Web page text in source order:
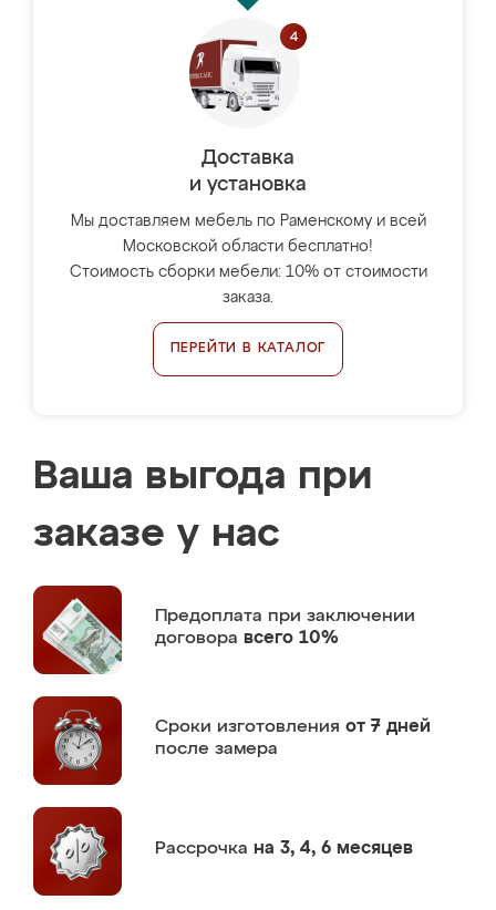
Доставка
и установка
Мы доставляем мебель по Раменскому и всей
Московской области бесплатно!
Стоимость сборки мебели: 10% от стоимости
заказа.
ПЕРЕЙТИ В КАТАЛОГ
Ваша выгода при
заказе у нас
Предоплата при заключении
договора всего 10%
Сроки изготовления от 7 дней
после замера
Рассрочка на 3, 4, 6 месяцев